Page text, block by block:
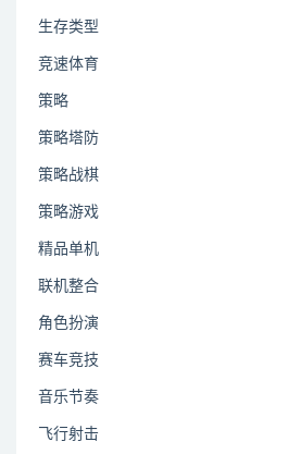
生存类型
竞速体育
策略
策略塔防
策略战棋
策略游戏
精品单机
联机整合
角色扮演
赛车竞技
音乐节奏
飞行射击